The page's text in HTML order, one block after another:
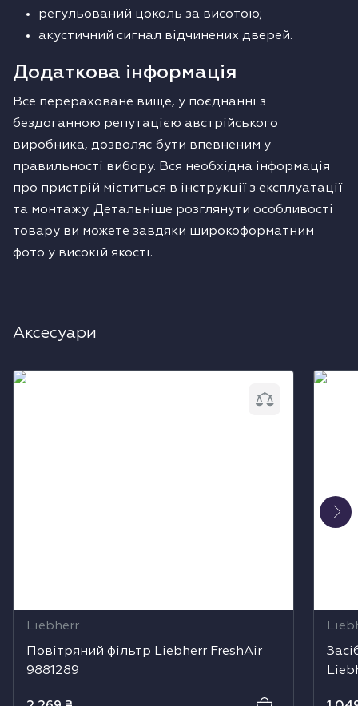
регульований цоколь за висотою;
акустичний сигнал відчинених дверей.
Додаткова інформація
Все перераховане вище, у поєднанні з
бездоганною репутацією австрійського
виробника, дозволяє бути впевненим у
правильності вибору. Вся необхідна інформація
про пристрій міститься в інструкції з експлуатації
та монтажу. Детальніше розглянути особливості
товару ви можете завдяки широкоформатним
фото у високій якості.
Аксесуари
Повітряний фільтр Liebherr FreshAir
Liebherr
Повітряний фільтр Liebherr FreshAir
9881289
Засіб